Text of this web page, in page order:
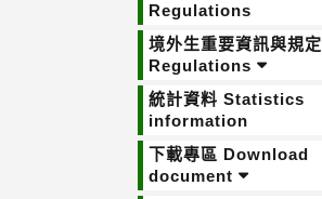
Regulations
境外生重要資訊與規定
Regulations
統計資料 Statistics
information
下載專區 Download
document